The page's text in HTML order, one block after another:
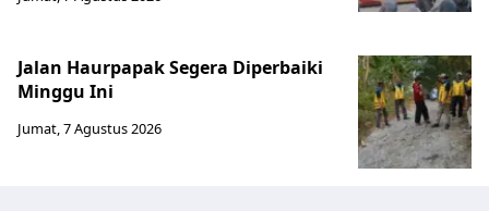
Jalan Haurpapak Segera Diperbaiki
Minggu Ini
Jumat, 7 Agustus 2026